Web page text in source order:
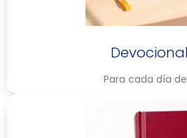
Para cada día